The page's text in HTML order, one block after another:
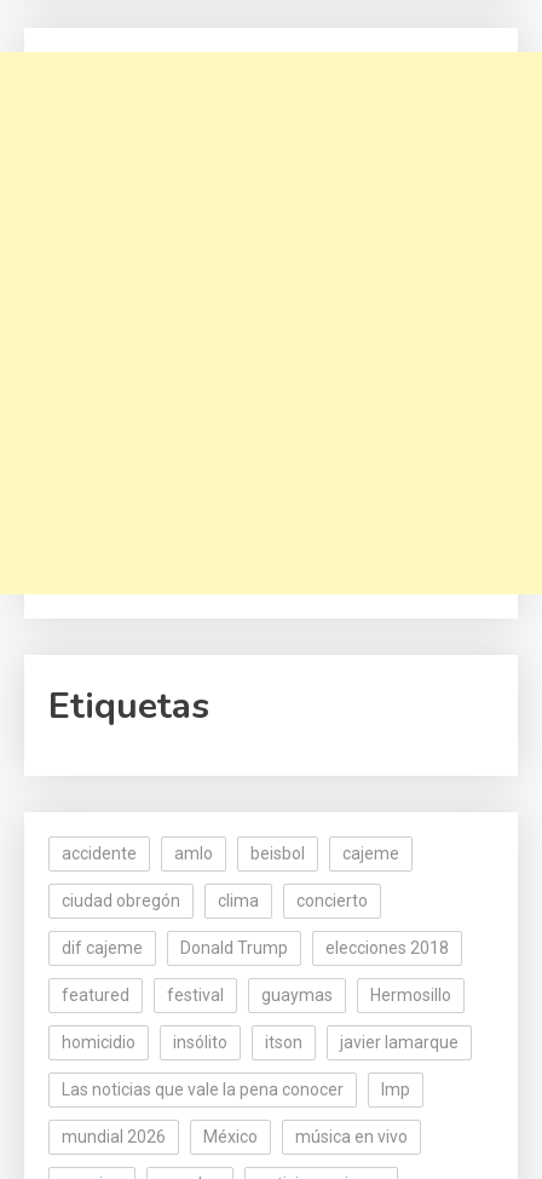
Etiquetas
accidente amlo beisbol cajeme
ciudad obregón clima concierto
dif cajeme Donald Trump elecciones 2018
featured festival guaymas Hermosillo
homicidio insólito itson javier lamarque
Las noticias que vale la pena conocer lmp
mundial 2026 México música en vivo